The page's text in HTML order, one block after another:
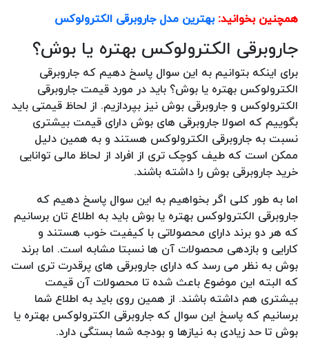
همچنین بخوانید: بهترین مدل جاروبرقی الکترولوکس
جاروبرقی الکترولوکس بهتره یا بوش؟
برای اینکه بتوانیم به این سوال پاسخ دهیم که جاروبرقی
الکترولوکس بهتره یا بوش؟ باید در مورد قیمت جاروبرقی
الکترولوکس و جاروبرقی بوش نیز بپردازیم. از لحاظ قیمتی باید
بگوییم که اصولا جاروبرقی های بوش دارای قیمت بیشتری
نسبت به جاروبرقی الکترولوکس هستند و به همین دلیل
ممکن است که طیف کوچک تری از افراد از لحاظ مالی توانایی
خرید جاروبرقی بوش را داشته باشند.
اما به طور کلی اگر بخواهیم به این سوال پاسخ دهیم که
جاروبرقی الکترولوکس بهتره یا بوش باید به اطلاع تان برسانیم
که هر دو برند دارای محصولاتی با کیفیت خوب هستند و
کارایی و بازدهی محصولات آن ها نسبتا مشابه است. اما برند
بوش به نظر می رسد که دارای جاروبرقی های پرقدرت تری است
که البته این موضوع باعث شده تا محصولات آن قیمت
بیشتری هم داشته باشند. از همین روی باید به اطلاع شما
برسانیم که پاسخ این سوال که جاروبرقی الکترولوکس بهتره یا
بوش تا حد زیادی به نیازها و بودجه شما بستگی دارد.